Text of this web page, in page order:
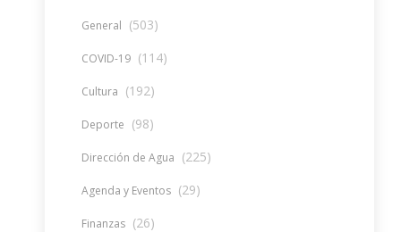
General (503)
COVID-19 (114)
Cultura (192)
Deporte (98)
Dirección de Agua (225)
Agenda y Eventos (29)
Finanzas (26)